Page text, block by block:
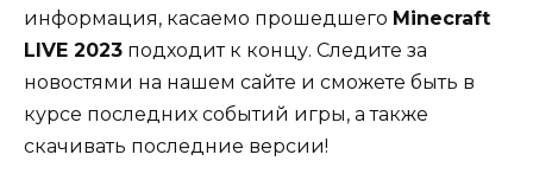
информация, касаемо прошедшего Minecraft
LIVE 2023 подходит к концу. Следите за
новостями на нашем сайте и сможете быть в
курсе последних событий игры, а также
скачивать последние версии!